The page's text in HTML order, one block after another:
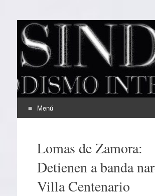
EL SINDICAL
Periodismo Inteligente
Menú
contenidoLomas de Zamora:
Detienen a banda
Villa Centenario